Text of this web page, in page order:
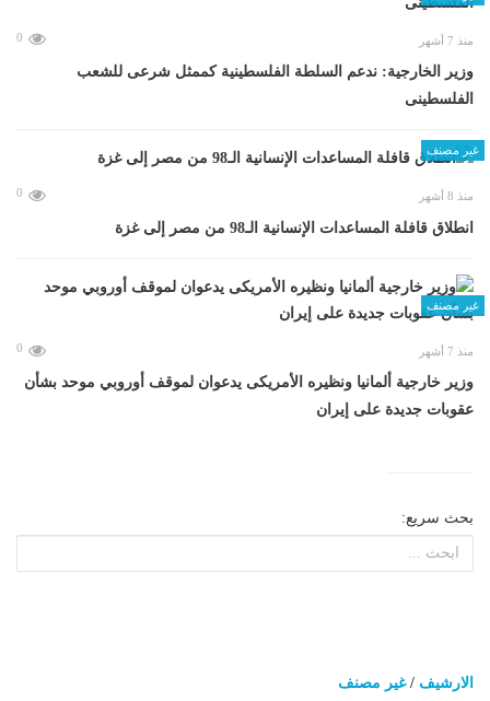
منذ 7 أشهر 0
وزير الخارجية: ندعم السلطة الفلسطينية كممثل شرعى للشعب
الفلسطينى
غير مصنف
منذ 8 أشهر 0
انطلاق قافلة المساعدات الإنسانية الـ98 من مصر إلى غزة
غير مصنف
منذ 7 أشهر 0
وزير خارجية ألمانيا ونظيره الأمريكى يدعوان لموقف أوروبي موحد بشأن
عقوبات جديدة على إيران
بحث سريع:
الارشيف /غير مصنف